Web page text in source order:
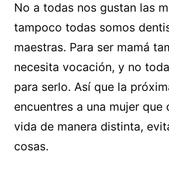
No a todas nos gustan las
tampoco todas somos
maestras. Para ser mamá
necesita vocación, y no
para serlo. Así que la
encuentres a una mujer
vida de manera distinta,
cosas.